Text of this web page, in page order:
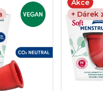
Akce
+ Dárek